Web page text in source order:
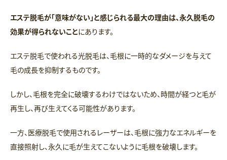
エステ脱毛が「意味がない」と感じられる最大の理由は、永久脱毛の
効果が得られないことにあります。
エステ脱毛で使われる光脱毛は、毛根に一時的なダメージを与えて
毛の成長を抑制するものです。
しかし、毛根を完全に破壊するわけではないため、時間が経つと毛が
再生し、再び生えてくる可能性があります。
一方、医療脱毛で使用されるレーザーは、毛根に強力なエネルギーを
直接照射し、永久に毛が生えてこないように毛根を破壊します。